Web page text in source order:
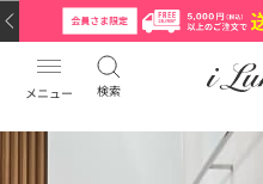
メニュー 検索